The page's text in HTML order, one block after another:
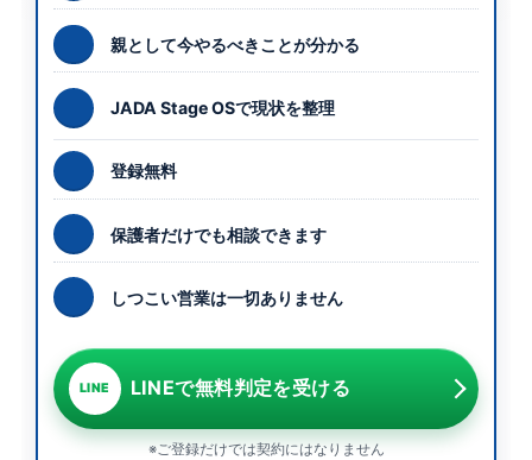
親として今やるべきことが分かる
JADA Stage OSで現状を整理
登録無料
保護者だけでも相談できます
しつこい営業は一切ありません
LINE LINEで無料判定を受ける
※ご登録だけでは契約にはなりません